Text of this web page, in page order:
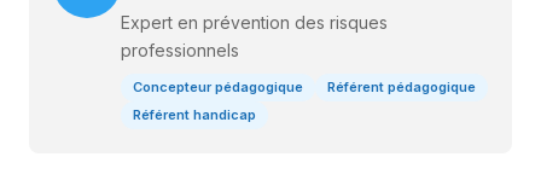
Expert en prévention des risques
professionnels
Concepteur pédagogique
Référent pédagogique
Référent handicap